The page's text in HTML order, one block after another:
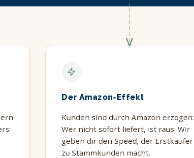
Der Amazon-Effekt
Kunden sind durch Amazon erzogen:
Wer nicht sofort liefert, ist raus. Wir
geben dir den Speed, der Erstkäufer
zu Stammkunden macht.